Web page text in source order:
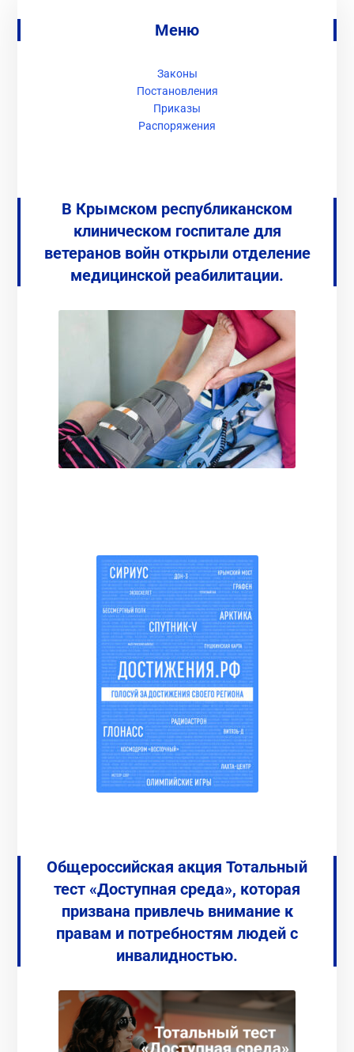
Меню
Законы
Постановления
Приказы
Распоряжения
В Крымском республиканском
клиническом госпитале для
ветеранов войн открыли отделение
медицинской реабилитации.
Общероссийская акция Тотальный
тест «Доступная среда», которая
призвана привлечь внимание к
правам и потребностям людей с
инвалидностью.